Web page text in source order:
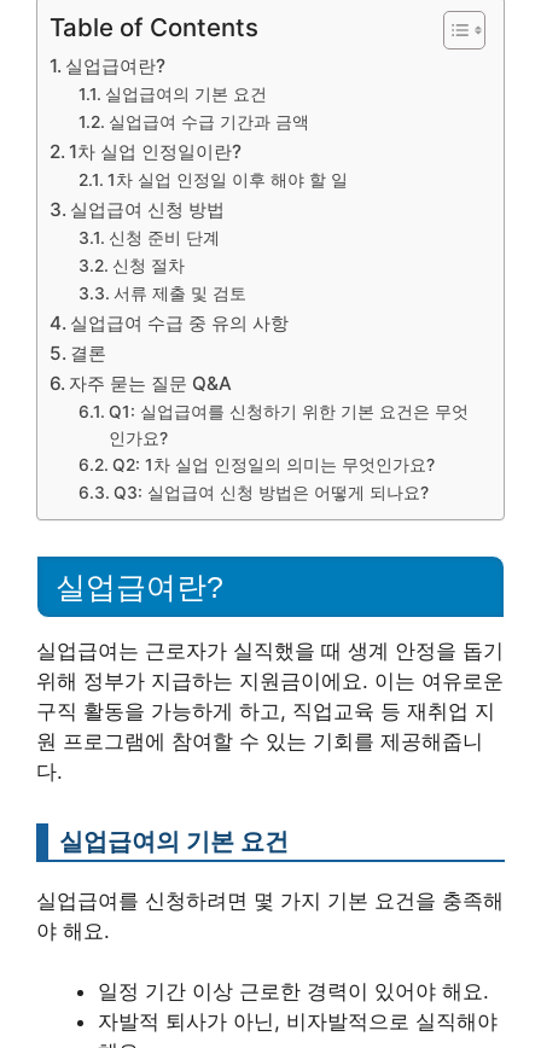
Table of Contents
실업급여란?
실업급여의 기본 요건
실업급여 수급 기간과 금액
1차 실업 인정일이란?
1차 실업 인정일 이후 해야 할 일
실업급여 신청 방법
신청 준비 단계
신청 절차
서류 제출 및 검토
실업급여 수급 중 유의 사항
결론
자주 묻는 질문 Q&A
Q1: 실업급여를 신청하기 위한 기본 요건은 무엇
인가요?
Q2: 1차 실업 인정일의 의미는 무엇인가요?
Q3: 실업급여 신청 방법은 어떻게 되나요?
실업급여란?
실업급여는 근로자가 실직했을 때 생계 안정을 돕기
위해 정부가 지급하는 지원금이에요. 이는 여유로운
구직 활동을 가능하게 하고, 직업교육 등 재취업 지
원 프로그램에 참여할 수 있는 기회를 제공해줍니
다.
실업급여의 기본 요건
실업급여를 신청하려면 몇 가지 기본 요건을 충족해
야 해요.
일정 기간 이상 근로한 경력이 있어야 해요.
자발적 퇴사가 아닌, 비자발적으로 실직해야